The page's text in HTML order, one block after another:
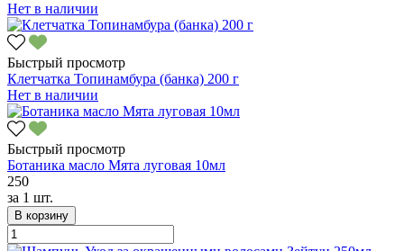
Нет в наличии
Быстрый просмотр
Клетчатка Топинамбура (банка) 200 г
Нет в наличии
Быстрый просмотр
Ботаника масло Мята луговая 10мл
250
за 1 шт.
В корзину